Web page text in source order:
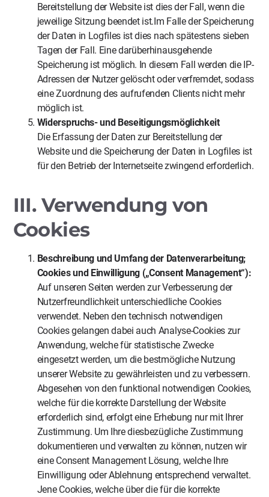
Bereitstellung der Website ist dies der Fall, wenn die
jeweilige Sitzung beendet ist.Im Falle der Speicherung
der Daten in Logfiles ist dies nach spätestens sieben
Tagen der Fall. Eine darüberhinausgehende
Speicherung ist möglich. In diesem Fall werden die IP-
Adressen der Nutzer gelöscht oder verfremdet, sodass
eine Zuordnung des aufrufenden Clients nicht mehr
möglich ist.
Widerspruchs- und Beseitigungsmöglichkeit
Die Erfassung der Daten zur Bereitstellung der
Website und die Speicherung der Daten in Logfiles ist
für den Betrieb der Internetseite zwingend erforderlich.
III. Verwendung von
Cookies
Beschreibung und Umfang der Datenverarbeitung;
Cookies und Einwilligung („Consent Management“):
Auf unseren Seiten werden zur Verbesserung der
Nutzerfreundlichkeit unterschiedliche Cookies
verwendet. Neben den technisch notwendigen
Cookies gelangen dabei auch Analyse-Cookies zur
Anwendung, welche für statistische Zwecke
eingesetzt werden, um die bestmögliche Nutzung
unserer Website zu gewährleisten und zu verbessern.
Abgesehen von den funktional notwendigen Cookies,
welche für die korrekte Darstellung der Website
erforderlich sind, erfolgt eine Erhebung nur mit Ihrer
Zustimmung. Um Ihre diesbezügliche Zustimmung
dokumentieren und verwalten zu können, nutzen wir
eine Consent Management Lösung, welche Ihre
Einwilligung oder Ablehnung entsprechend verwaltet.
Jene Cookies, welche über die für die korrekte